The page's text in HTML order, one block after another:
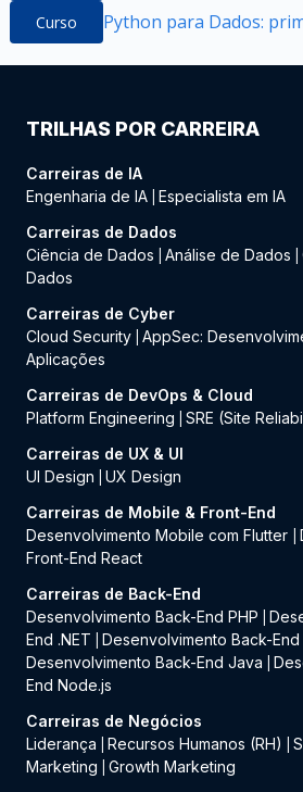
Curso Python para Dados:
TRILHAS POR CARREIRA
Carreiras de IA
Engenharia de IA Especialista em IA
Carreiras de Dados
Ciência de Dados
Análise de Dados
Dados
Carreiras de Cyber
Cloud Security AppSec:
Aplicações
Carreiras de DevOps & Cloud
Platform Engineering
SRE (Site
Carreiras de UX & UI
UI Design
UX Design
Carreiras de Mobile & Front-End
Desenvolvimento Mobile com Flutter
Front-End React
Carreiras de Back-End
Desenvolvimento Back-End PHP
End .NET
Desenvolvimento Back-End
Desenvolvimento Back-End Java
End Node.js
Carreiras de Negócios
Liderança
Recursos Humanos (RH)
Marketing
Growth Marketing